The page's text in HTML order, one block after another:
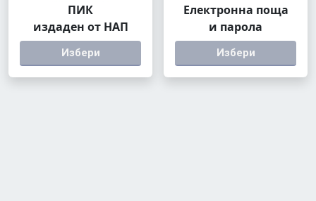
ПИК
издаден от НАП
Избери
Електронна поща
и парола
Избери